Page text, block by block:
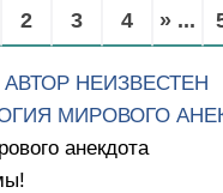
2 3 4 » ...
АВТОР НЕИЗВЕСТЕН
МИРОВОГО
анекдота